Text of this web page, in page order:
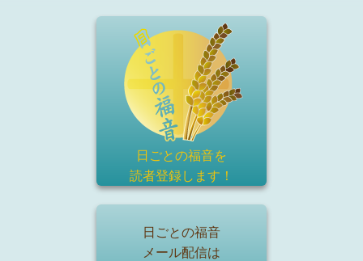
日ごとの福音を
読者登録します！
日ごとの福音
メール配信は